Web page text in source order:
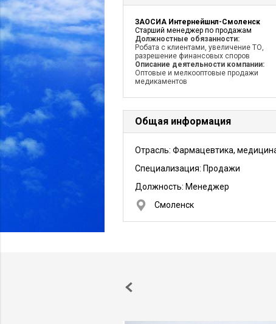
ЗАОСИА Интернейшнл-Смоленск
Старший менеджер по продажам
Должностные обязанности:
Робата с клиентами, увеличение ТО,
разрешение финансовых споров
Описание деятельности компании:
Оптовые и мелкооптовые продажи
медикаментов
Общая информация
Отрасль: Фармацевтика,
Специализация: Продажи
Должность: Менеджер
Смоленск